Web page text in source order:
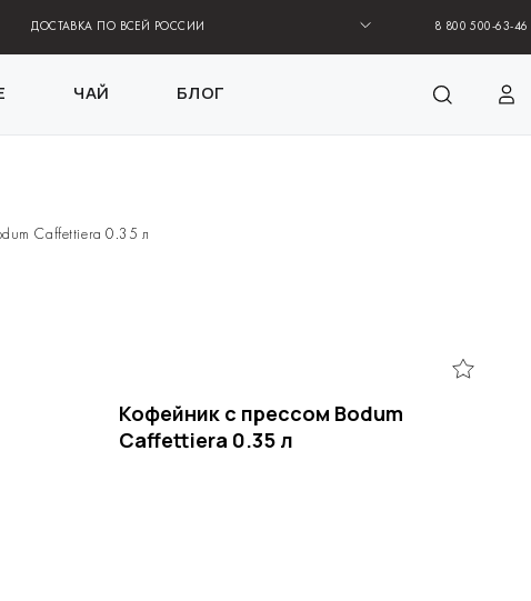
ДОСТАВКА ПО ВСЕЙ РОССИИ 8 800 500-63-46
ЧАЙ БЛОГ
Caffettiera 0.35 л
Кофейник с прессом Bodum
Caffettiera 0.35 л